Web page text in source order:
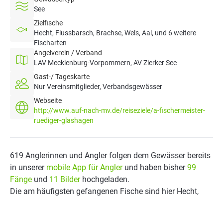
See
Zielfische
Hecht, Flussbarsch, Brachse, Wels, Aal, und 6 weitere
Fischarten
Angelverein / Verband
LAV Mecklenburg-Vorpommern, AV Zierker See
Gast-/ Tageskarte
Nur Vereinsmitglieder, Verbandsgewässer
Webseite
http://www.auf-nach-mv.de/reiseziele/a-fischermeister-
ruediger-glashagen
619 Anglerinnen und Angler folgen dem Gewässer bereits
in unserer mobile App für Anglerund haben bisher99
Fänge und 11 Bilderhochgeladen.
Die am häufigsten gefangenen Fische sind hier Hecht,